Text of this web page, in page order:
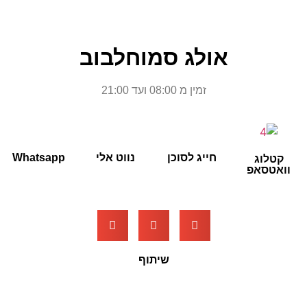
אולג סמוחלבוב
זמין מ 08:00 ועד 21:00
קטלוג
וואטסאפ
חייג לסוכן נווט אלי Whatsapp
שיתוף